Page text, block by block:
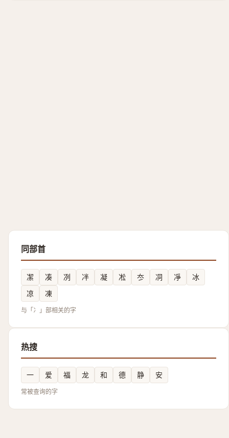
同部首
㓗 凑 冽 冸 凝 凇 冭 㓊 凈
冰
凉
凍
与「冫」部相关的字
热搜
一 爱 福 龙 和 德 静 安
常被查询的字